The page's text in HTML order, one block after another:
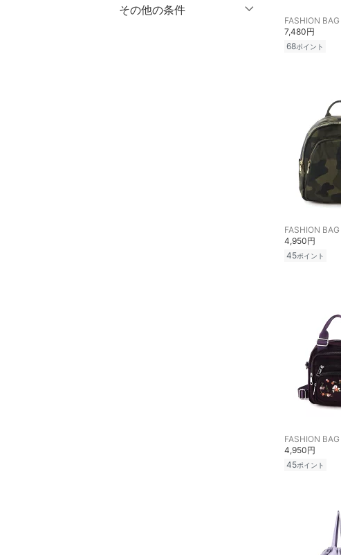
シューズ・靴
クリア 絞り込み
％OFF～ ％OFF
その他の条件
7,480円
68ポイント
4,950円
45ポイント
4,950円
45ポイント